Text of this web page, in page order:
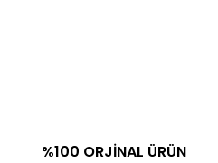
%100 ORJİNAL ÜRÜN